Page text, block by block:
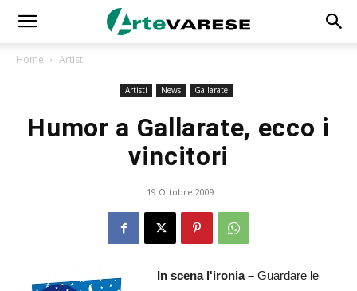
Home Artisti
Artisti News Gallarate
Humor a Gallarate, ecco i
vincitori
19 Ottobre 2009
In scena l'ironia – Guardare le